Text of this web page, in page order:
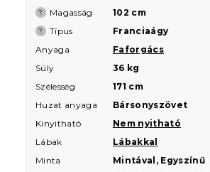
? Magasság 102 cm
? Típus
Franciaágy
Anyaga
Faforgács
Súly
36 kg
Szélesség
171 cm
Huzat anyaga
Bársonyszövet
Kinyitható
Nem nyitható
Lábak
Lábakkal
Minta
Mintával, Egyszínű